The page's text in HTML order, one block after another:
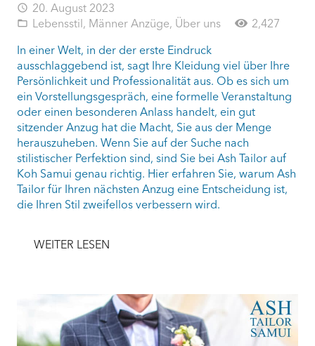
access_time 20. August 2023
folder_open Lebensstil, Männer Anzüge, Über uns
2,427
In einer Welt, in der der erste Eindruck
ausschlaggebend ist, sagt Ihre Kleidung viel über Ihre
Persönlichkeit und Professionalität aus. Ob es sich um
ein Vorstellungsgespräch, eine formelle Veranstaltung
oder einen besonderen Anlass handelt, ein gut
sitzender Anzug hat die Macht, Sie aus der Menge
herauszuheben. Wenn Sie auf der Suche nach
stilistischer Perfektion sind, sind Sie bei Ash Tailor auf
Koh Samui genau richtig. Hier erfahren Sie, warum Ash
Tailor für Ihren nächsten Anzug eine Entscheidung ist,
die Ihren Stil zweifellos verbessern wird.
WEITER LESEN